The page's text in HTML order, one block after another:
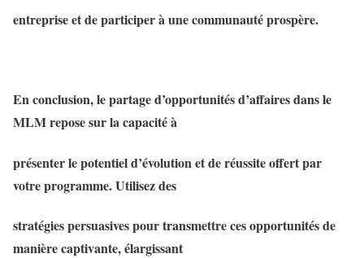
entreprise et de participer à une communauté prospère.
En conclusion, le partage d’opportunités d’affaires dans le
MLM repose sur la capacité à
présenter le potentiel d’évolution et de réussite offert par
votre programme. Utilisez des
stratégies persuasives pour transmettre ces opportunités de
manière captivante, élargissant